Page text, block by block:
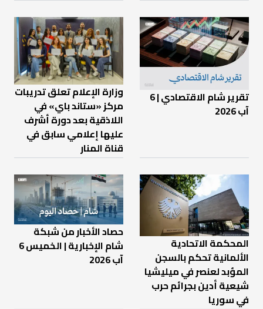
تقرير شام الاقتصادي | 6
آب 2026
وزارة الإعلام تعلق تدريبات
مركز «ستاند باي» في
اللاذقية بعد دورة أشرف
عليها إعلامي سابق في
قناة المنار
المحكمة الاتحادية
الألمانية تحكم بالسجن
المؤبد لعنصر في ميليشيا
شيعية أدين بجرائم حرب
في سوريا
حصاد الأخبار من شبكة
شام الإخبارية | الخميس 6
آب 2026